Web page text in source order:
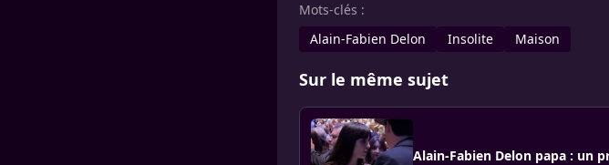
Mots-clés :
Alain-Fabien Delon
Insolite Maison
Sur le même sujet
Alain-Fabien Delon papa : un